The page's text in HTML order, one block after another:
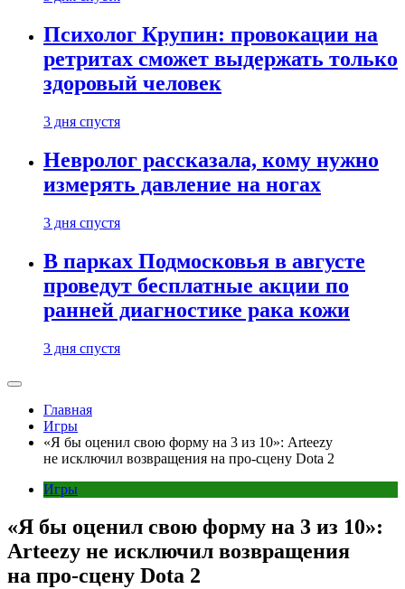
Психолог Крупин: провокации на
ретритах сможет выдержать только
здоровый человек
3 дня спустя
Невролог рассказала, кому нужно
измерять давление на ногах
3 дня спустя
В парках Подмосковья в августе
проведут бесплатные акции по
ранней диагностике рака кожи
3 дня спустя
Главная
Игры
«Я бы оценил свою форму на 3 из 10»: Arteezy
не исключил возвращения на про-сцену Dota 2
Игры
«Я бы оценил свою форму на 3 из 10»:
Arteezy не исключил возвращения
на про-сцену Dota 2